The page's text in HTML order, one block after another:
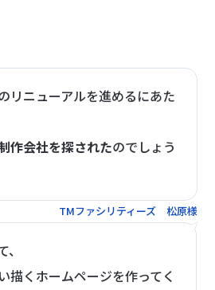
リニューアルを進めるにあた
作会社を探されたのでしょう
TMファシリティーズ 松原様
描くホームページを作ってく